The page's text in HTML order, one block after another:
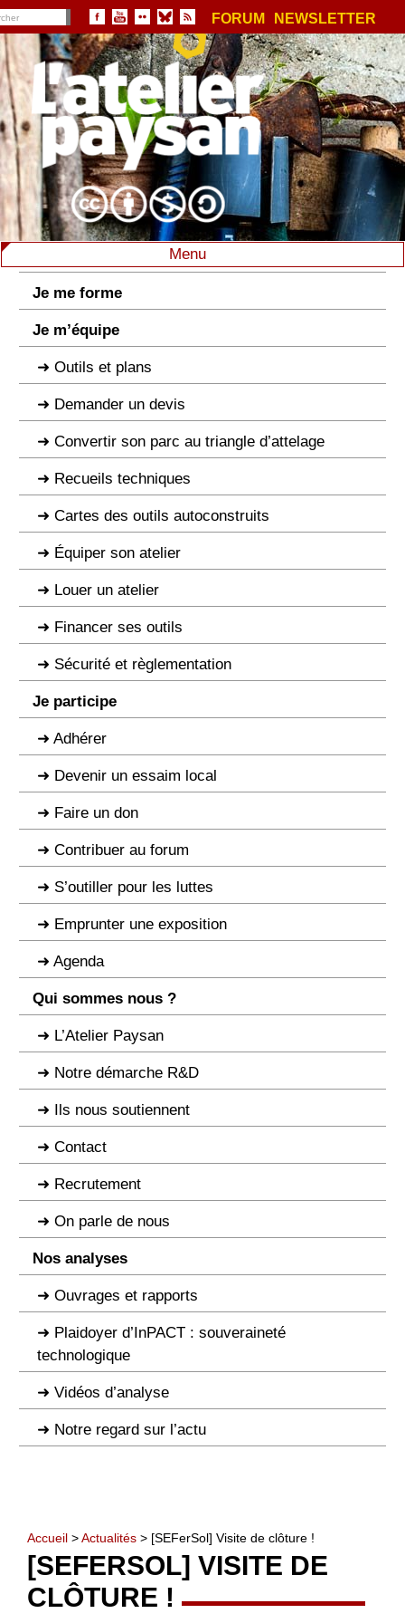
FORUM NEWSLETTER
Menu
Je me forme
Je m’équipe
Outils et plans
Demander un devis
Convertir son parc au triangle d’attelage
Recueils techniques
Cartes des outils autoconstruits
Équiper son atelier
Louer un atelier
Financer ses outils
Sécurité et règlementation
Je participe
Adhérer
Devenir un essaim local
Faire un don
Contribuer au forum
S’outiller pour les luttes
Emprunter une exposition
Agenda
Qui sommes nous ?
L’Atelier Paysan
Notre démarche R&D
Ils nous soutiennent
Contact
Recrutement
On parle de nous
Nos analyses
Ouvrages et rapports
Plaidoyer d’InPACT : souveraineté
technologique
Vidéos d’analyse
Notre regard sur l’actu
Accueil >Actualités > [SEFerSol] Visite de clôture !
[SEFERSOL] VISITE DE
CLÔTURE !